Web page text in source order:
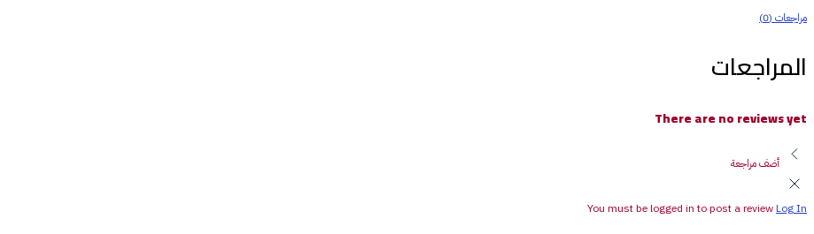
مراجعات (0)
المراجعات
There are no reviews yet
أضف مراجعة
You must be logged in to post a reviewLog In